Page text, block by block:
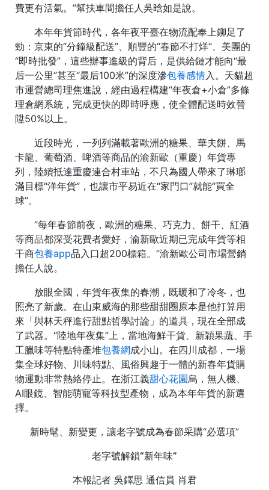
費更有活氣。”幫扶車間擔任人吳晗如是說。
本年年貨節時代，各年夜平臺在物流配奉上鉚足了
勁：京東的“分鐘級配送”、順豐的“春節不打烊”、美團的
“即時批發”，這些辦事進級的背后，是供給鏈才能向“最
后一公里”甚至“最后100米”的深度滲包養感情入。天貓超
市運營總司理焦進說，經由過程構建“年夜倉+小倉”多條
理倉網系統，完成更快的即時呼應，使全體配送時效晉
陞50%以上。
近段時光，一列列滿載著歐洲的糖果、華夫餅、馬
卡龍、葡萄酒、啤酒等商品的渝新歐（重慶）年貨專
列，陸續抵達重慶連合村車站，不只為國人帶來了琳瑯
滿目標“洋年貨”，也讓市平易近在“家門口”就能“買全
球”。
“每年春節前夜，歐洲的糖果、巧克力、餅干、紅酒
等商品都深受花費者愛好，渝新歐近期已完成年貨等相
干商包養app品入口超200標箱。”渝新歐公司市場營銷
擔任人說。
放眼全國，年貨年夜集的春潮，既暖和了冷冬，也
照亮了新歲。在山東威海的那些甜甜圈原本是他打算用
來「與林天秤進行甜點哲學討論」的道具，現在全部成
了武器。“陸地年夜集”上，當地海鮮干貨、新穎果蔬、手
工臘味等特點特產堆包養網成小山。在四川成都，一場
集全球好物、川味特點、風俗興趣于一體的新春年貨購
物運動非常熱絡停止。在浙江義甜心花園烏，無人機、
AI眼鏡、智能萌寵等科技型產物，成為本年年貨的新選
擇。
新時髦、新變更，讓老字號成為春節采購“必選項”
老字號解鎖“新年味”
本報記者 吳鐸思 通信員 肖君